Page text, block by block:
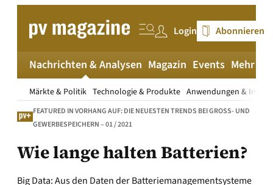
springen
Login Abonnieren
Nachrichten & Analysen
Märkte & Politik Technologie & Produkte Anwendungen &
Magazin Events Mehr
FEATURED IN VORHANG AUF: DIE NEUESTEN TRENDS BEI GROSS- UND G
EWERBESPEICHERN – 01 / 2021
Wie lange halten Batterien?
Big Data: Aus den Daten der Batteriemanagementsysteme